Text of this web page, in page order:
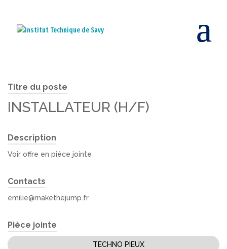
Titre du poste
INSTALLATEUR (H/F)
Description
Voir offre en pièce jointe
Contacts
emilie@makethejump.fr
Pièce jointe
TECHNO PIEUX